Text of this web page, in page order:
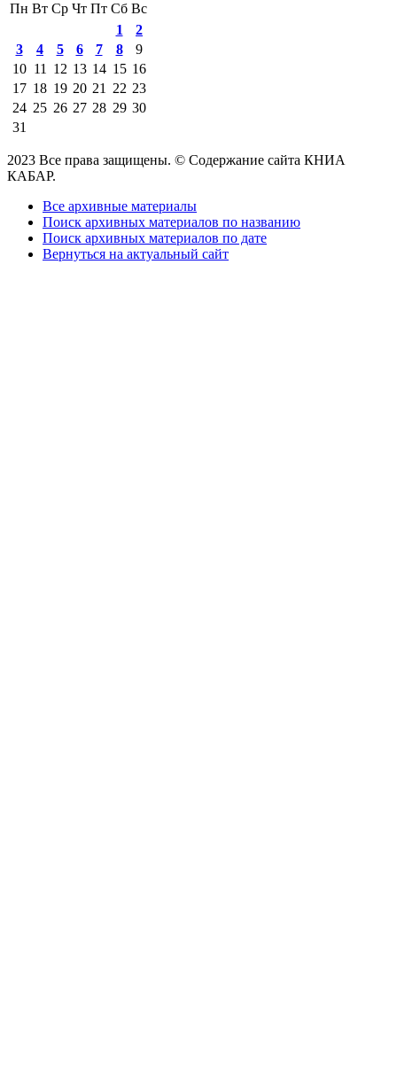
Пн Вт Ср Чт Пт Сб Вс
1
2
3
4 5 6 7 8
9
10 11 12 13 14 15 16
17 18 19 20 21 22 23
24 25 26 27 28 29 30
31
2023 Все права защищены. © Содержание сайта КНИА
КАБАР.
Все архивные материалы
Поиск архивных материалов по названию
Поиск архивных материалов по дате
Вернуться на актуальный сайт